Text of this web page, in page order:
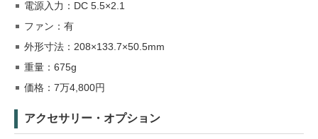
電源入力：DC 5.5×2.1
ファン：有
外形寸法：208×133.7×50.5mm
重量：675g
価格：7万4,800円
アクセサリー・オプション